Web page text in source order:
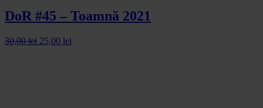
DoR #45 – Toamnă 2021
30,00lei 25,00 lei